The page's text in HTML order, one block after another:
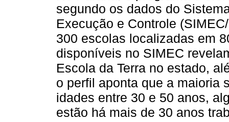
segundo os dados do
Execução e Controle
300 escolas localizadas em
disponíveis no SIMEC
Escola da Terra no estado,
o perfil aponta que a maioria
idades entre 30 e 50 anos,
estão há mais de 30 anos